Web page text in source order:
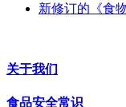
新修订的《食
关于我们
食品安全常识